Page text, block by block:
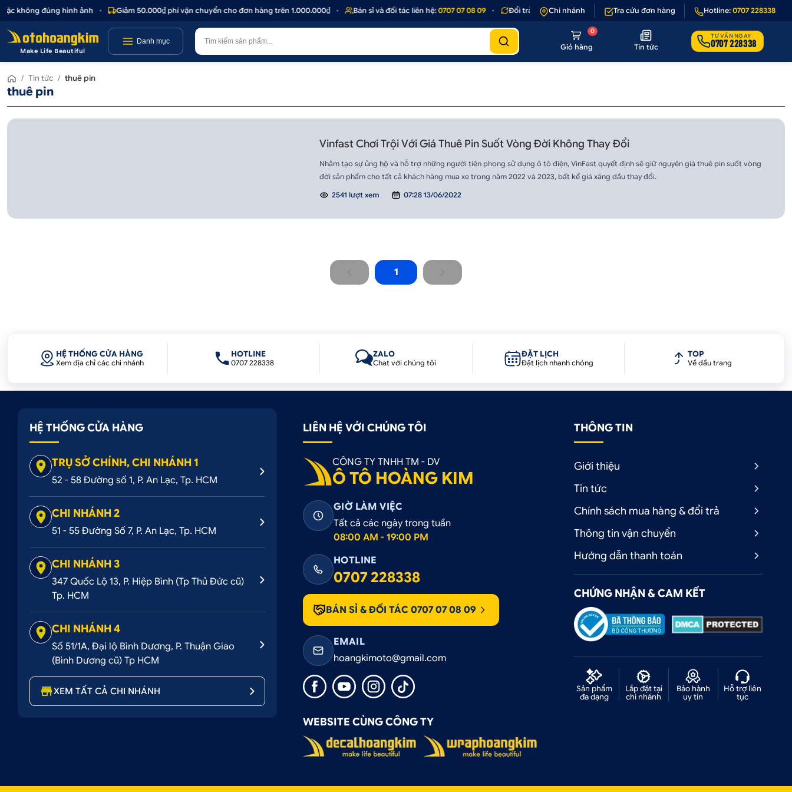
không đúng hình ảnh Giảm 50.000₫ phí vận chuyển cho đơn hàng trên 1.000.000₫ Bán sỉ và đối tác liên hệ:0707 07 08 09 Đổi trả 1 - 1 nếu sản phẩm lỗi hoặc không đúng hình ảnh • Giảm 50.000₫ phí
Chi nhánh Tra cứu đơn hàng Hotline: 0707 228338
Make Life Beautiful
Danh mục
Giỏ hàng
0
Tin tức
TƯ VẤN NGAY
0707 228338
/ Tin tức / thuê pin
thuê pin
Vinfast Chơi Trội Với Giá Thuê Pin Suốt Vòng Đời Không Thay Đổi
Nhằm tạo sự ủng hộ và hỗ trợ những người tiên phong sử dụng ô tô điện, VinFast quyết định sẽ giữ nguyên giá thuê pin suốt vòng
đời sản phẩm cho tất cả khách hàng mua xe trong năm 2022 và 2023, bất kể giá xăng dầu thay đổi.
2541 lượt xem 07:28 13/06/2022
1
HỆ THỐNG CỬA HÀNG
Xem địa chỉ các chi nhánh
HOTLINE
0707 228338
ZALO
Chat với chúng tôi
ĐẶT LỊCH
Đặt lịch nhanh chóng
TOP
Về đầu trang
HỆ THỐNG CỬA HÀNG
TRỤ SỞ CHÍNH, CHI NHÁNH 1
52 - 58 Đường số 1, P. An Lạc, Tp. HCM
CHI NHÁNH 2
51 - 55 Đường Số 7, P. An Lạc, Tp. HCM
CHI NHÁNH 3
347 Quốc Lộ 13, P. Hiệp Bình (Tp Thủ Đức cũ)
Tp. HCM
CHI NHÁNH 4
Số 51/1A, Đại lộ Bình Dương, P. Thuận Giao
(Bình Dương cũ) Tp HCM
XEM TẤT CẢ CHI NHÁNH
LIÊN HỆ VỚI CHÚNG TÔI
CÔNG TY TNHH TM - DV
Ô TÔ HOÀNG KIM
GIỜ LÀM VIỆC
Tất cả các ngày trong tuần
08:00 AM - 19:00 PM
HOTLINE
0707 228338
BÁN SỈ & ĐỐI TÁC 0707 07 08 09
EMAIL
hoangkimoto@gmail.com
WEBSITE CÙNG CÔNG TY
THÔNG TIN
Giới thiệu
Tin tức
Chính sách mua hàng & đổi trả
Thông tin vận chuyển
Hướng dẫn thanh toán
CHỨNG NHẬN & CAM KẾT
Sản phẩm
đa dạng
Lắp đặt tại
chi nhánh
Bảo hành
uy tín
Hỗ trợ liên
tục